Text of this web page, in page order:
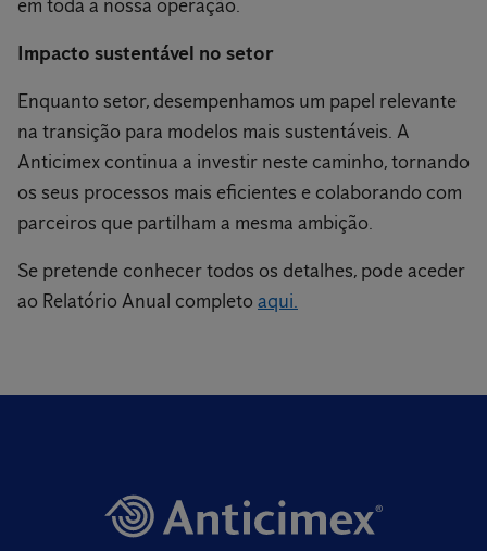
em toda a nossa operação.
Impacto sustentável no setor
Enquanto setor, desempenhamos um papel relevante
na transição para modelos mais sustentáveis. A
Anticimex continua a investir neste caminho, tornando
os seus processos mais eficientes e colaborando com
parceiros que partilham a mesma ambição.
Se pretende conhecer todos os detalhes, pode aceder
ao Relatório Anual completo aqui.